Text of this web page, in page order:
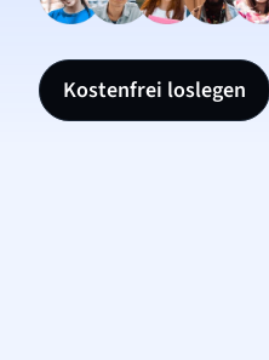
Kostenfrei loslegen